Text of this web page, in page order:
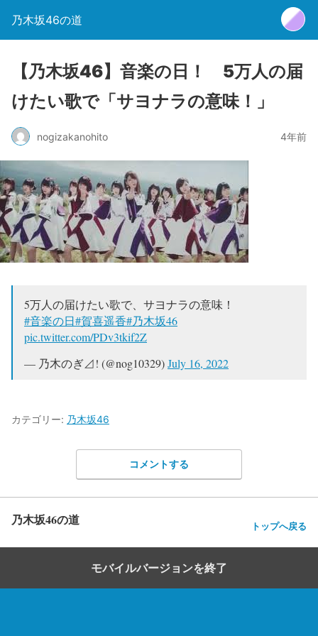
乃木坂46の道
【乃木坂46】音楽の日！ 5万人の届
けたい歌で「サヨナラの意味！」
nogizakanohito 4年前
5万人の届けたい歌で、サヨナラの意味！
#音楽の日#賀喜遥香#乃木坂46
pic.twitter.com/PDv3tkif2Z
— 乃木のぎ⊿! (@nog10329)July 16, 2022
カテゴリー: 乃木坂46
コメントする
乃木坂46の道 トップへ戻る
モバイルバージョンを終了